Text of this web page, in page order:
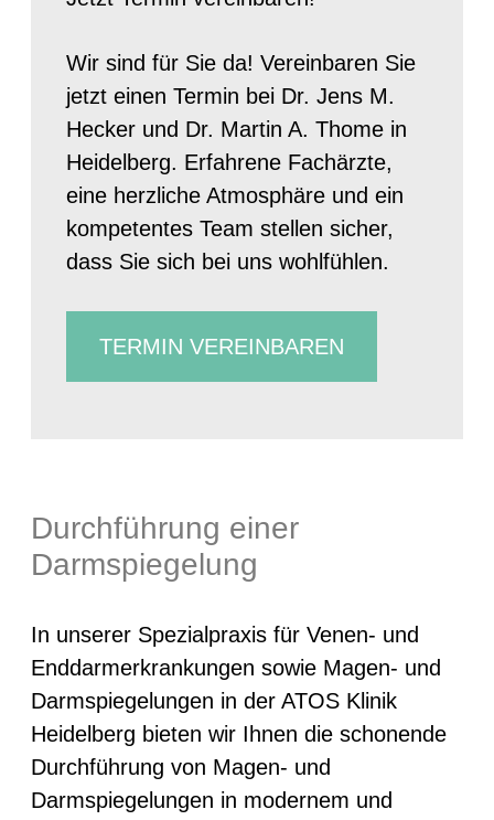
Wir sind für Sie da! Vereinbaren Sie
jetzt einen Termin bei Dr. Jens M.
Hecker und Dr. Martin A. Thome in
Heidelberg. Erfahrene Fachärzte,
eine herzliche Atmosphäre und ein
kompetentes Team stellen sicher,
dass Sie sich bei uns wohlfühlen.
TERMIN VEREINBAREN
Durchführung einer
Darmspiegelung
In unserer Spezialpraxis für Venen- und
Enddarmerkrankungen sowie Magen- und
Darmspiegelungen in der ATOS Klinik
Heidelberg bieten wir Ihnen die schonende
Durchführung von Magen- und
Darmspiegelungen in modernem und